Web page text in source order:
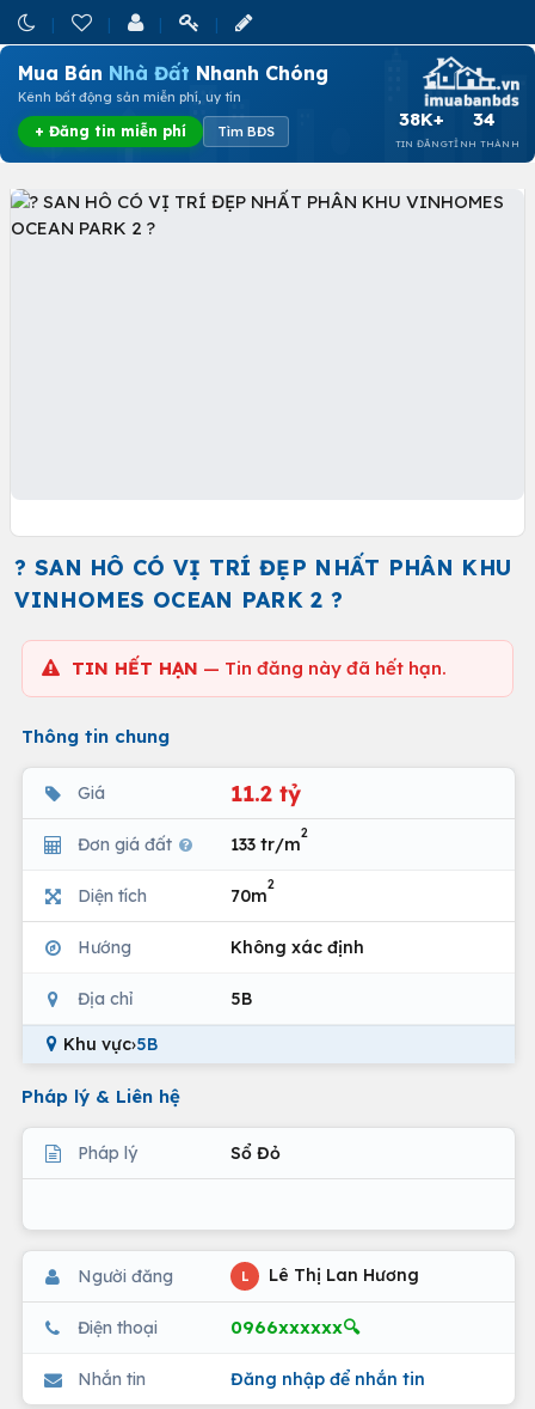
Mua Bán Nhà Đất Nhanh Chóng
Kênh bất động sản miễn phí, uy tín
+ Đăng tin miễn phí Tìm BĐS
38K+
TIN ĐĂNG
34
TỈNH THÀNH
? SAN HÔ CÓ VỊ TRÍ ĐẸP NHẤT PHÂN KHU
VINHOMES OCEAN PARK 2 ?
TIN HẾT HẠN — Tin đăng này đã hết hạn.
Thông tin chung
Giá 11.2 tỷ
Đơn giá đất 133 tr/m
2
Diện tích 70m
2
Hướng Không xác định
Địa chỉ 5B
Khu vực›5B
Pháp lý & Liên hệ
Pháp lý Sổ Đỏ
Người đăng L Lê Thị Lan Hương
Điện thoại 0966xxxxxx🔍
Nhắn tin Đăng nhập để nhắn tin